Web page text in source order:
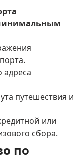
адреса
путешествия и
или
сбора.
по